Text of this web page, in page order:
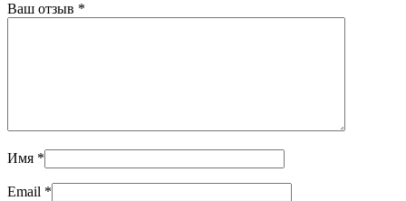
Ваш отзыв *
Имя *
Email *